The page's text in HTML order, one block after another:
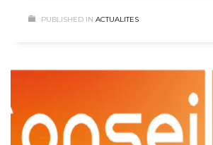
PUBLISHED IN ACTUALITES